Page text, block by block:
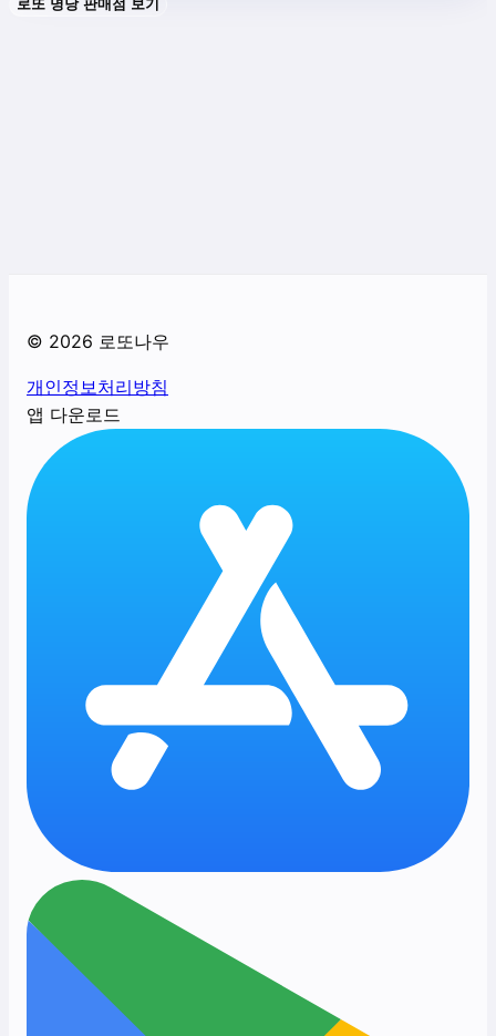
로또 명당 판매점 보기
© 2026 로또나우
개인정보처리방침
앱 다운로드